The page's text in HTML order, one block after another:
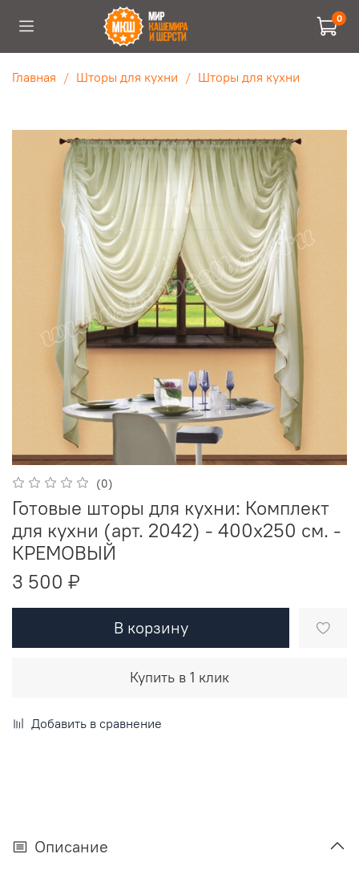
0
Главная Шторы для кухни Шторы для кухни
(0)
Готовые шторы для кухни: Комплект
для кухни (арт. 2042) - 400х250 см. -
КРЕМОВЫЙ
3 500 ₽
В корзину
Купить в 1 клик
Добавить в сравнение
Описание